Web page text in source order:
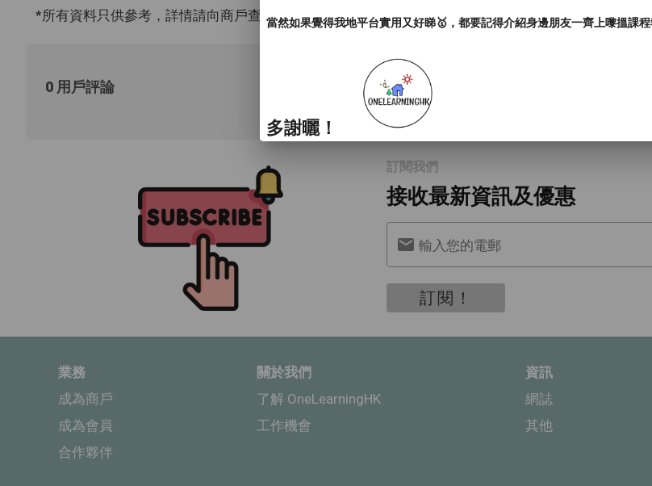
*所有資料只供參考，詳情請向商戶查詢。
0 用戶評論
訂閱我們
接收最新資訊及優惠
輸入您的電郵
訂閱！
業務
成為商戶
成為會員
合作夥伴
關於我們
了解 OneLearningHK
工作機會
資訊
網誌
其他
當然如果覺得我地平台實用又好睇🥇，都要記得介紹身邊朋友一齊上嚟搵課程
多謝曬！